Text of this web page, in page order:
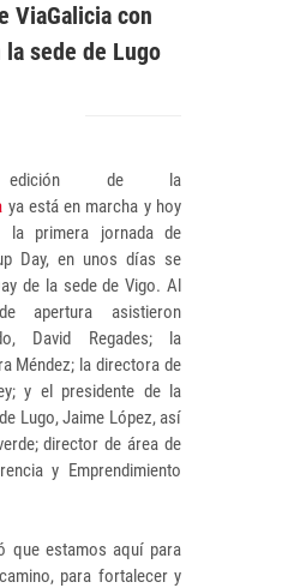
ViaGalicia con
sede de Lugo
de la
ya está en marcha y hoy
la primera jornada de
Day, en unos días se
de la sede de Vigo. Al
apertura asistieron
David Regades; la
Méndez; la directora de
y el presidente de la
Lugo, Jaime López, así
director de área de
y Emprendimiento
que estamos aquí para
para fortalecer y